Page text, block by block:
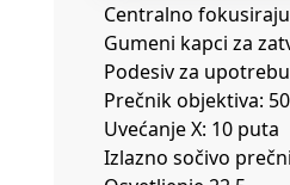
Centralno
Gumeni kapci za
Podesiv za
Prečnik objektiva:
Uvećanje X: 10 puta
Izlazno sočivo